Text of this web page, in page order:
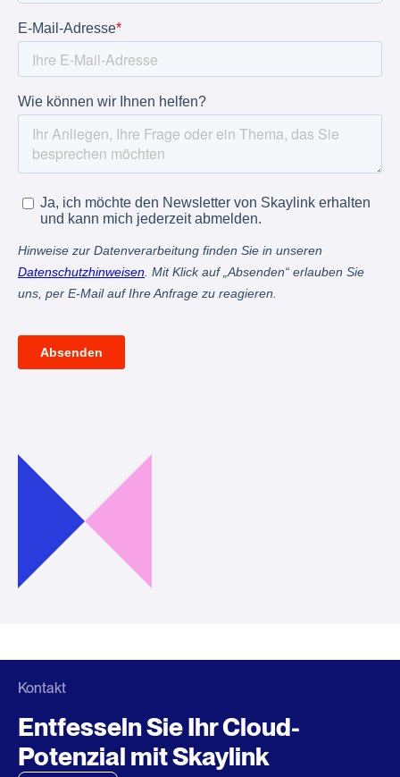
Kontakt
Entfesseln Sie Ihr Cloud-
Potenzial mit Skaylink